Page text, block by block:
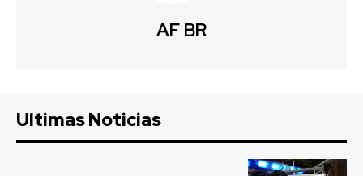
AF BR
Ultimas Noticias